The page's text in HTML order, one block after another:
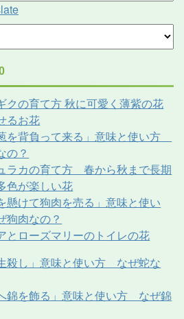
クの育て方 秋に可愛く薄紫の花
るお花
を背負って来る」意味と使い方
の？
ラカの育て方 春から秋まで長期
色が楽しい花
懸けて狗肉を売る」意味と使い
肉なの？
とローズマリーのトイレの花
殺し」意味と使い方 なぜ蛇な
錦を飾る」意味と使い方 なぜ錦